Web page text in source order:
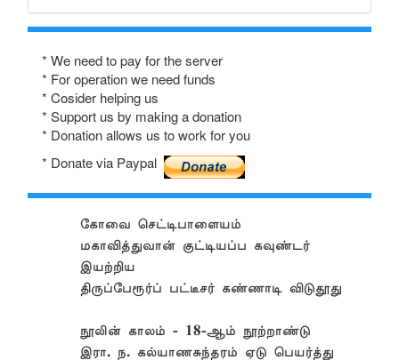
* We need to pay for the server
* For operation we need funds
* Cosider helping us
* Support us by making a donation
* Donation allows us to work for you
* Donate via Paypal
கோவை செட்டிபாளையம்
மகாவித்துவான் குட்டியப்ப கவுண்டர்
இயற்றிய
திருப்பேரூர்ப் பட்டீசர் கண்ணாடி விடுதூது
நூலின் காலம் - 18-ஆம் நூற்றாண்டு
இரா. ந. கல்யாணசுந்தரம் ஏடு பெயர்த்து